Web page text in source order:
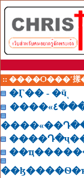
:: ����Ѻ���ʹ
�Ӷ�� - �ӵͺ